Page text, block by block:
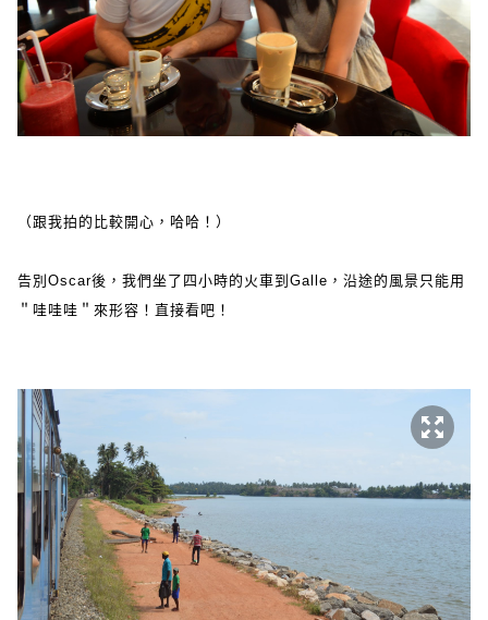
（跟我拍的比較開心，哈哈！）
告別Oscar後，我們坐了四小時的火車到Galle，沿途的風景只能用
＂哇哇哇＂來形容！直接看吧！